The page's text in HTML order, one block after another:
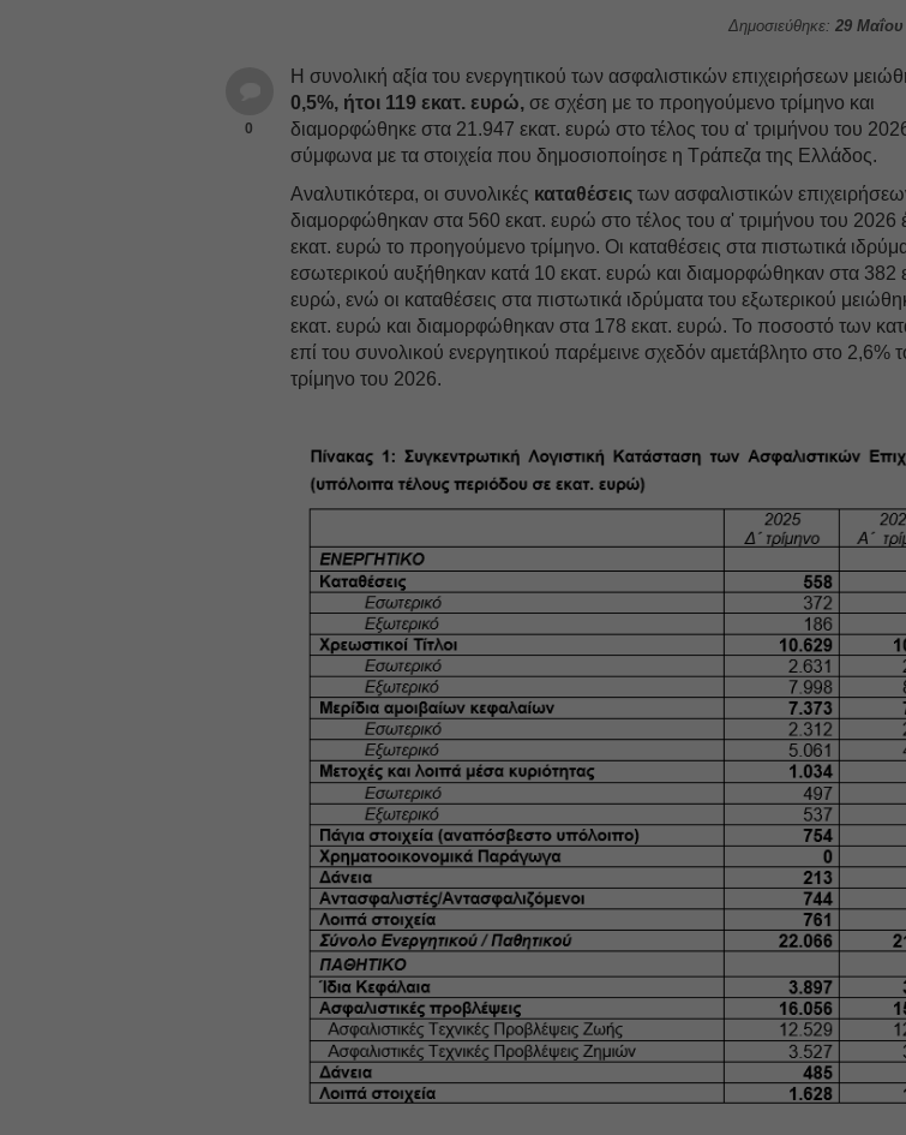
Δημοσιεύθηκε: 29 Μαΐου
0
Η συνολική αξία του ενεργητικού των ασφαλιστικών επιχειρήσεων
0,5%, ήτοι 119 εκατ. ευρώ, σε σχέση με το προηγούμενο τρίμηνο και
διαμορφώθηκε στα 21.947 εκατ. ευρώ στο τέλος του α' τριμήνου του
σύμφωνα με τα στοιχεία που δημοσιοποίησε η Τράπεζα της Ελλάδος.
Αναλυτικότερα, οι συνολικές καταθέσεις των ασφαλιστικών
διαμορφώθηκαν στα 560 εκατ. ευρώ στο τέλος του α' τριμήνου του 2026
εκατ. ευρώ το προηγούμενο τρίμηνο. Oι καταθέσεις στα πιστωτικά
εσωτερικού αυξήθηκαν κατά 10 εκατ. ευρώ και διαμορφώθηκαν στα 382
ευρώ, ενώ οι καταθέσεις στα πιστωτικά ιδρύματα του εξωτερικού
εκατ. ευρώ και διαμορφώθηκαν στα 178 εκατ. ευρώ. Το ποσοστό των
επί του συνολικού ενεργητικού παρέμεινε σχεδόν αμετάβλητο στο 2,6%
τρίμηνο του 2026.